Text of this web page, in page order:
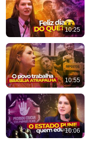
10:25
10:55
10:06